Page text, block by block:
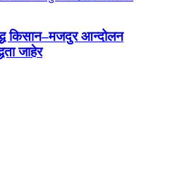
किसान–मजदुर आन्दोलन
जाहेर